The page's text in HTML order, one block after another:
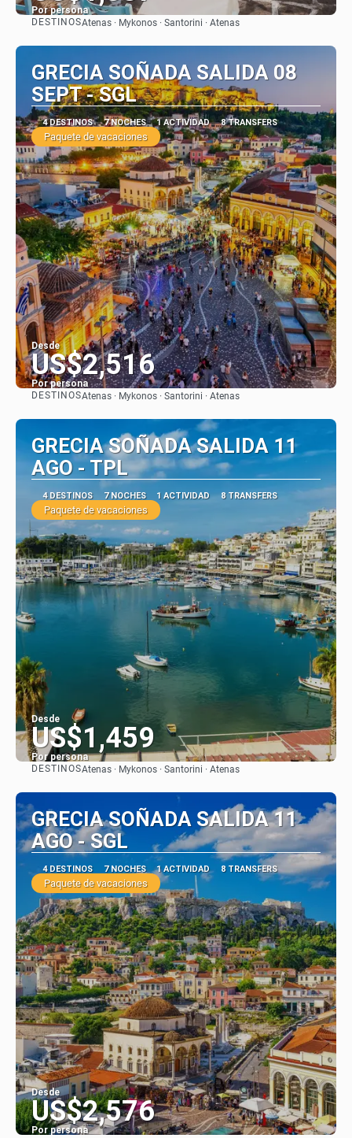
Por persona
DESTINOSAtenas · Mykonos · Santorini · Atenas
GRECIA SOÑADA SALIDA 08
SEPT - SGL
4 DESTINOS 7 NOCHES 1 ACTIVIDAD 8 TRANSFERS
Paquete de vacaciones
Desde
US$2,516
Por persona
DESTINOSAtenas · Mykonos · Santorini · Atenas
GRECIA SOÑADA SALIDA 11
AGO - TPL
4 DESTINOS 7 NOCHES 1 ACTIVIDAD 8 TRANSFERS
Paquete de vacaciones
Desde
US$1,459
Por persona
DESTINOSAtenas · Mykonos · Santorini · Atenas
GRECIA SOÑADA SALIDA 11
AGO - SGL
4 DESTINOS 7 NOCHES 1 ACTIVIDAD 8 TRANSFERS
Paquete de vacaciones
Desde
US$2,576
Por persona